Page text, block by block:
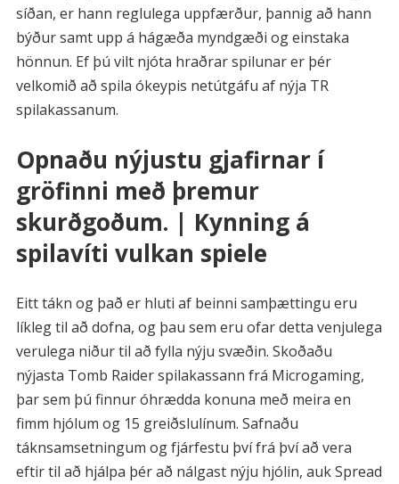
síðan, er hann reglulega uppfærður, þannig að hann
býður samt upp á hágæða myndgæði og einstaka
hönnun. Ef þú vilt njóta hraðrar spilunar er þér
velkomið að spila ókeypis netútgáfu af nýja TR
spilakassanum.
Opnaðu nýjustu gjafirnar í
gröfinni með þremur
skurðgoðum. | Kynning á
spilavíti vulkan spiele
Eitt tákn og það er hluti af beinni samþættingu eru
líkleg til að dofna, og þau sem eru ofar detta venjulega
verulega niður til að fylla nýju svæðin. Skoðaðu
nýjasta Tomb Raider spilakassann frá Microgaming,
þar sem þú finnur óhrædda konuna með meira en
fimm hjólum og 15 greiðslulínum. Safnaðu
táknsamsetningum og fjárfestu því frá því að vera
eftir til að hjálpa þér að nálgast nýju hjólin, auk Spread